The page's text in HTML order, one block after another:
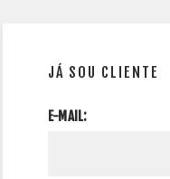
JÁ SOU CLIENTE
E-MAIL: